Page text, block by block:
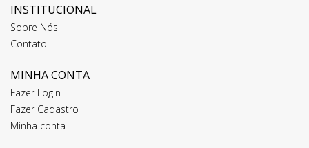
INSTITUCIONAL
Sobre Nós
Contato
MINHA CONTA
Fazer Login
Fazer Cadastro
Minha conta